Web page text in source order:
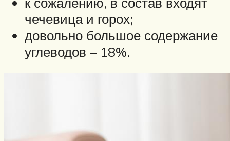
чечевица и горох;
довольно большое содержание
углеводов – 18%.